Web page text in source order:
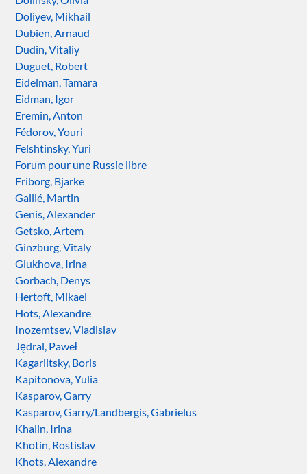
Doliyev, Mikhail
Dubien, Arnaud
Dudin, Vitaliy
Duguet, Robert
Eidelman, Tamara
Eidman, Igor
Eremin, Anton
Fédorov, Youri
Felshtinsky, Yuri
Forum pour une Russie libre
Friborg, Bjarke
Gallié, Martin
Genis, Alexander
Getsko, Artem
Ginzburg, Vitaly
Glukhova, Irina
Gorbach, Denys
Hertoft, Mikael
Hots, Alexandre
Inozemtsev, Vladislav
Jędral, Paweł
Kagarlitsky, Boris
Kapitonova, Yulia
Kasparov, Garry
Kasparov, Garry/Landbergis, Gabrielus
Khalin, Irina
Khotin, Rostislav
Khots, Alexandre